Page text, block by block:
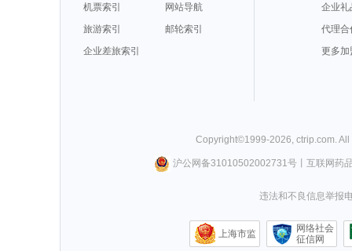
机票索引
网站导航
旅游索引
邮轮索引
企业差旅索引
企业礼
代理合
更多加
Copyright©1999-2026 ctrip.com .
沪公网备31010502002731号丨 互联网药
违法和不良信息举报
上海市监
网络社会
征信网